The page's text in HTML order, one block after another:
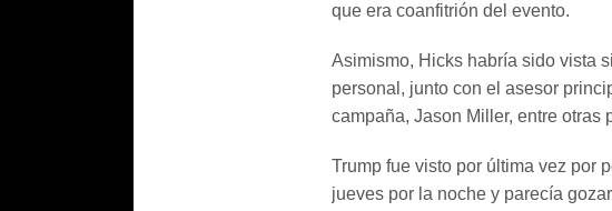
que era coanfitrión del evento.
Asimismo, Hicks habría sido vista
personal, junto con el asesor
campaña, Jason Miller, entre otras
Trump fue visto por última vez por
jueves por la noche y parecía